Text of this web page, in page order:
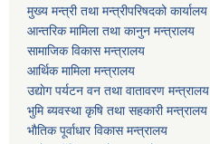
मुख्य मन्त्री तथा मन्त्रीपरिषदको कार्यालय
आन्तरिक मामिला तथा कानुन मन्त्रालय
सामाजिक विकास मन्त्रालय
आर्थिक मामिला मन्त्रालय
उद्याेग पर्यटन वन तथा वातावरण मन्त्रालय
भुमि ब्यवस्था कृषि तथा सहकारी मन्त्रालय
भाैतिक पूर्वाधार विकास मन्त्रालय